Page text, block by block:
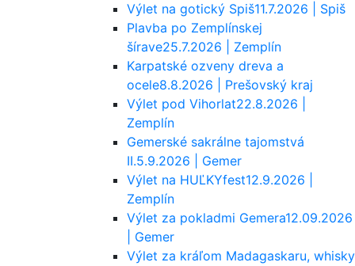
Výlet na gotický Spiš11.7.2026 | Spiš
Plavba po Zemplínskej
šírave25.7.2026 | Zemplín
Karpatské ozveny dreva a
ocele8.8.2026 | Prešovský kraj
Výlet pod Vihorlat22.8.2026 |
Zemplín
Gemerské sakrálne tajomstvá
II.5.9.2026 | Gemer
Výlet na HUĽKYfest12.9.2026 |
Zemplín
Výlet za pokladmi Gemera12.09.2026
| Gemer
Výlet za kráľom Madagaskaru, whisky